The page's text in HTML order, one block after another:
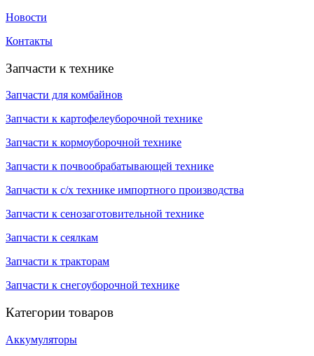
Новости
Контакты
Запчасти к технике
Запчасти для комбайнов
Запчасти к картофелеуборочной технике
Запчасти к кормоуборочной технике
Запчасти к почвообрабатывающей технике
Запчасти к с/х технике импортного производства
Запчасти к сенозаготовительной технике
Запчасти к сеялкам
Запчасти к тракторам
Запчасти к снегоуборочной технике
Категории товаров
Аккумуляторы